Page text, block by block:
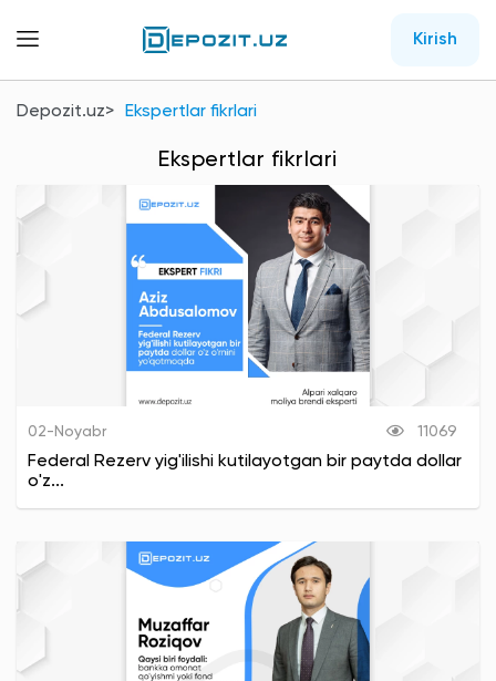
Kirish
Depozit.uz Ekspertlar fikrlari
Ekspertlar fikrlari
02-Noyabr 11069
Federal Rezerv yig'ilishi kutilayotgan bir paytda dollar
o'z...